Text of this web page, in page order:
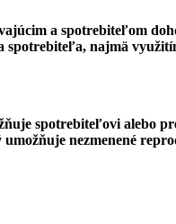
a spotrebiteľom
najmä
spotrebiteľovi alebo
nezmenené